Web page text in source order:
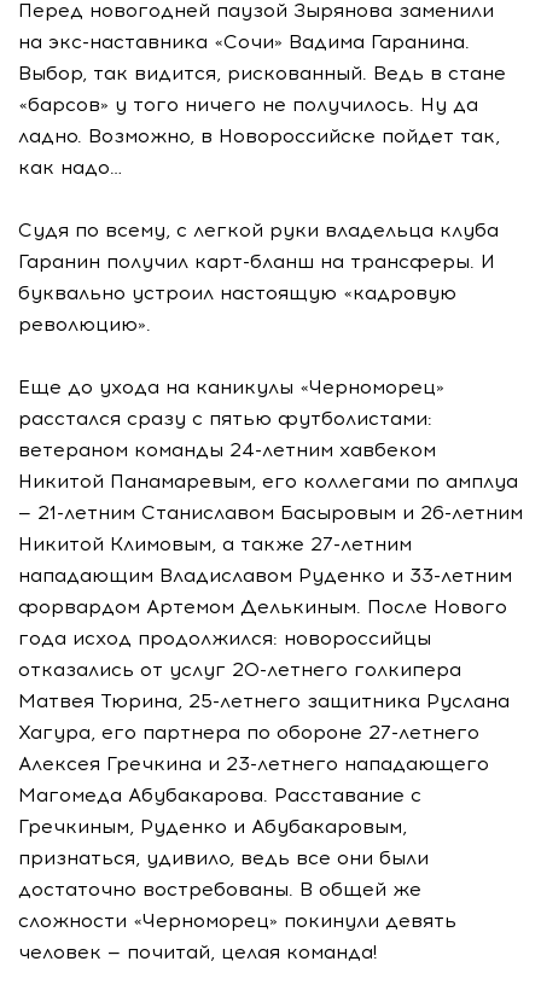
Перед новогодней паузой Зырянова заменили
на экс-наставника «Сочи» Вадима Гаранина.
Выбор, так видится, рискованный. Ведь в стане
«барсов» у того ничего не получилось. Ну да
ладно. Возможно, в Новороссийске пойдет так,
как надо…
Судя по всему, с легкой руки владельца клуба
Гаранин получил карт-бланш на трансферы. И
буквально устроил настоящую «кадровую
революцию».
Еще до ухода на каникулы «Черноморец»
расстался сразу с пятью футболистами:
ветераном команды 24-летним хавбеком
Никитой Панамаревым, его коллегами по амплуа
— 21-летним Станиславом Басыровым и 26-летним
Никитой Климовым, а также 27-летним
нападающим Владиславом Руденко и 33-летним
форвардом Артемом Делькиным. После Нового
года исход продолжился: новороссийцы
отказались от услуг 20-летнего голкипера
Матвея Тюрина, 25-летнего защитника Руслана
Хагура, его партнера по обороне 27-летнего
Алексея Гречкина и 23-летнего нападающего
Магомеда Абубакарова. Расставание с
Гречкиным, Руденко и Абубакаровым,
признаться, удивило, ведь все они были
достаточно востребованы. В общей же
сложности «Черноморец» покинули девять
человек — почитай, целая команда!